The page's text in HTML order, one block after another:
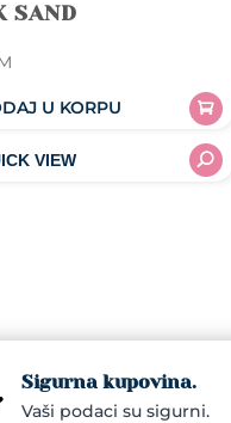
SAND
U KORPU
Sigurna kupovina.
Vaši podaci su sigurni.